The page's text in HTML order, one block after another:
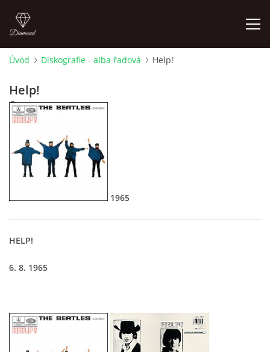
ÚVOD
HISTORIE - JAK TO ZAČALO
HISTORIE - SERŽANT PEPŘ
NÁSTROJE - LENNON
Úvod Diskografie - alba řadová Help!
Help!
4. 10. 2008
1965
HELP!
6. 8. 1965